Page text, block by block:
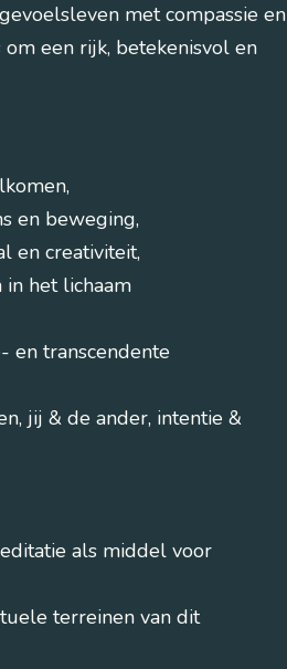
met compassie en
een rijk, betekenisvol en
en beweging,
en creativiteit,
het lichaam
en transcendente
jij & de ander, intentie &
als middel voor
terreinen van dit